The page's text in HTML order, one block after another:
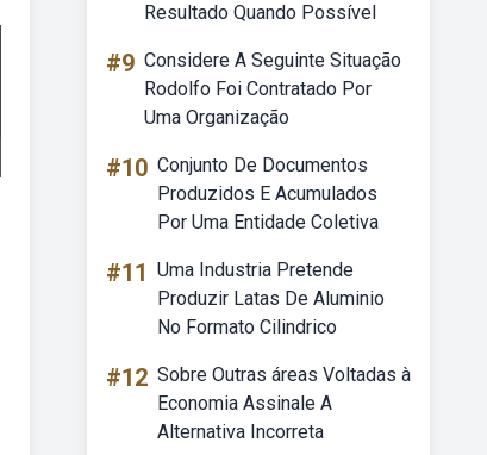
Resultado Quando Possível
#9 Considere A Seguinte Situação
Rodolfo Foi Contratado Por
Uma Organização
#10 Conjunto De Documentos
Produzidos E Acumulados
Por Uma Entidade Coletiva
#11 Uma Industria Pretende
Produzir Latas De Aluminio
No Formato Cilindrico
#12 Sobre Outras áreas Voltadas à
Economia Assinale A
Alternativa Incorreta